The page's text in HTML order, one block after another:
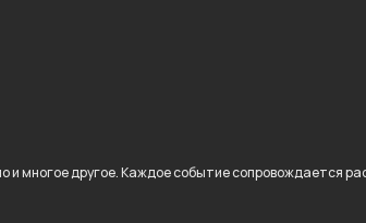
и многое другое. Каждое событие сопровождается